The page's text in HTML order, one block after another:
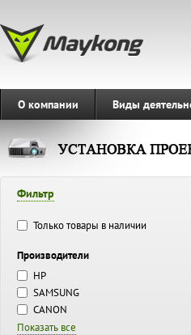
О компании Виды
Фильтр
Только товары в наличии
Производители
HP
SAMSUNG
CANON
Показать все